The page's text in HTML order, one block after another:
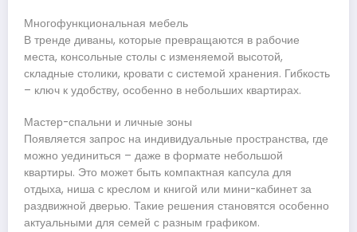
Многофункциональная мебель
В тренде диваны, которые превращаются в рабочие
места, консольные столы с изменяемой высотой,
складные столики, кровати с системой хранения. Гибкость
– ключ к удобству, особенно в небольших квартирах.
Мастер-спальни и личные зоны
Появляется запрос на индивидуальные пространства, где
можно уединиться – даже в формате небольшой
квартиры. Это может быть компактная капсула для
отдыха, ниша с креслом и книгой или мини-кабинет за
раздвижной дверью. Такие решения становятся особенно
актуальными для семей с разным графиком.